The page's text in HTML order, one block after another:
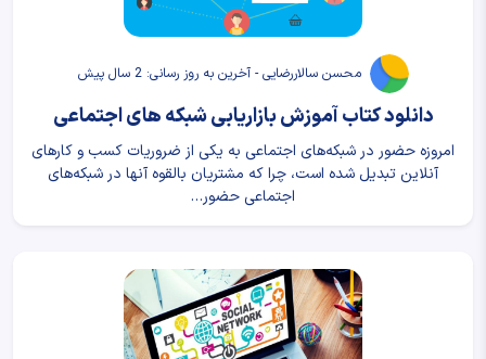
محسن سالاررضایی - آخرین به روز رسانی: 2 سال پیش
دانلود کتاب آموزش بازاریابی شبکه های اجتماعی
امروزه حضور در شبکه‌های اجتماعی به یکی از ضروریات کسب و کارهای
آنلاین تبدیل شده است، چرا که مشتریان بالقوه آنها در شبکه‌های
اجتماعی حضور…